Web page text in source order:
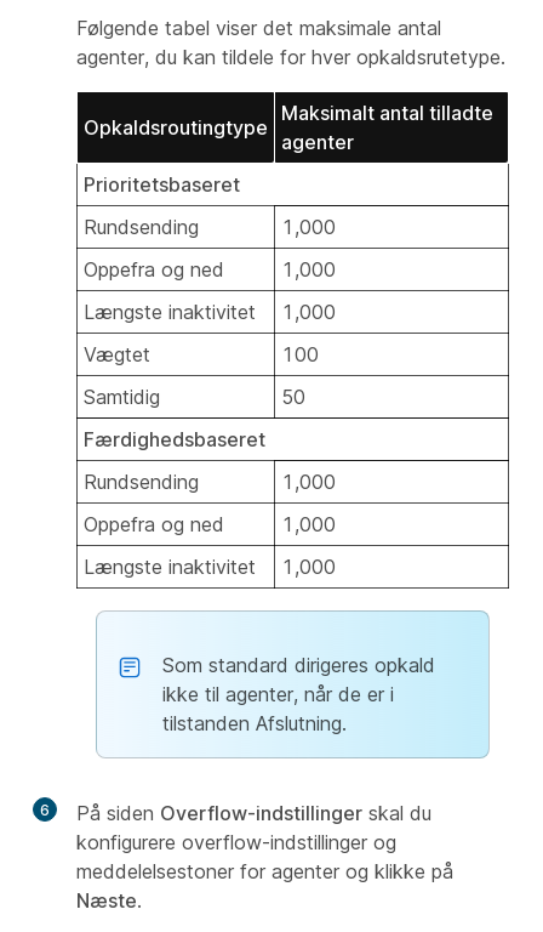
Følgende tabel viser det maksimale antal
agenter, du kan tildele for hver opkaldsrutetype.
Opkaldsroutingtype
Maksimalt antal tilladte
agenter
Prioritetsbaseret
Rundsending
1,000
Oppefra og ned
1,000
Længste inaktivitet
1,000
Vægtet
100
Samtidig
50
Færdighedsbaseret
Rundsending
1,000
Oppefra og ned
1,000
Længste inaktivitet
1,000
Som standard dirigeres opkald
ikke til agenter, når de er i
tilstanden Afslutning.
6 På siden Overflow-indstillinger skal du
konfigurere overflow-indstillinger og
meddelelsestoner for agenter og klikke på
Næste.